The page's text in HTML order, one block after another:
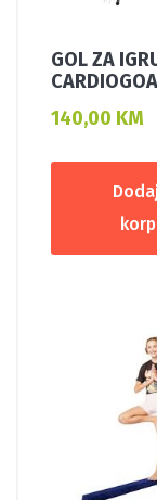
GOL ZA
140,00 KM